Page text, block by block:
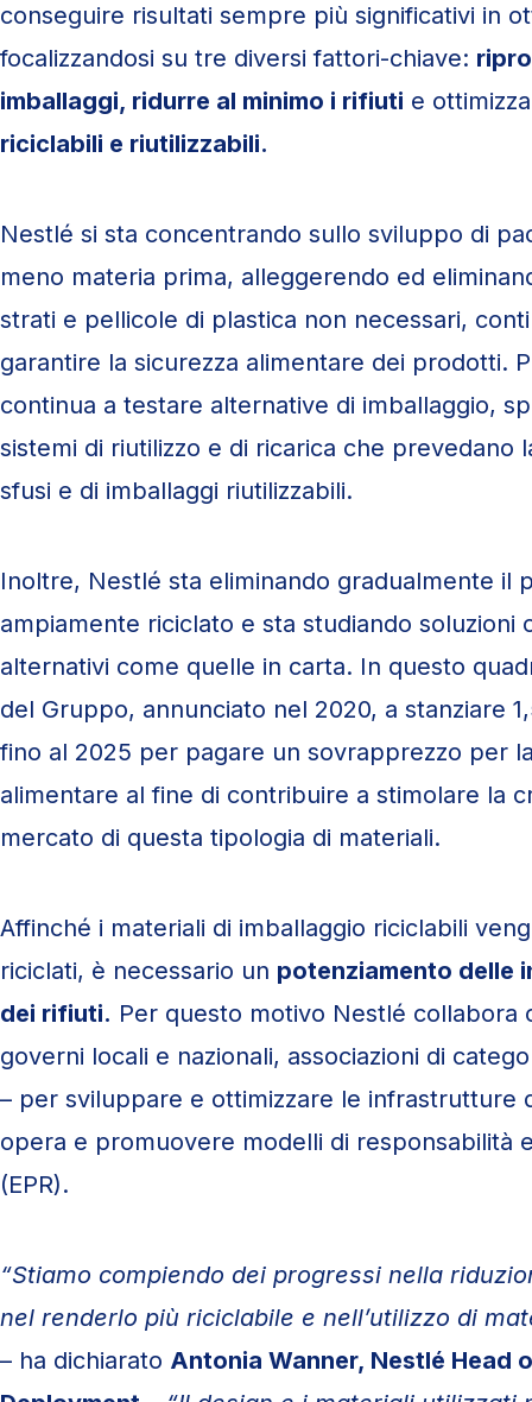
conseguire risultati sempre più significativi in
focalizzandosi su tre diversi fattori-chiave:
imballaggi, ridurre al minimo i rifiuti e
riciclabili e riutilizzabili.
Nestlé si sta concentrando sullo sviluppo di
meno materia prima, alleggerendo ed
strati e pellicole di plastica non necessari,
garantire la sicurezza alimentare dei prodotti.
continua a testare alternative di imballaggio,
sistemi di riutilizzo e di ricarica che prevedano
sfusi e di imballaggi riutilizzabili.
Inoltre, Nestlé sta eliminando gradualmente il
ampiamente riciclato e sta studiando soluzioni
alternativi come quelle in carta. In questo
del Gruppo, annunciato nel 2020, a stanziare
fino al 2025 per pagare un sovrapprezzo per
alimentare al fine di contribuire a stimolare la
mercato di questa tipologia di materiali.
Affinché i materiali di imballaggio riciclabili
riciclati, è necessario un potenziamento delle
dei rifiuti. Per questo motivo Nestlé collabora
governi locali e nazionali, associazioni di
– per sviluppare e ottimizzare le infrastrutture
opera e promuovere modelli di responsabilità
(EPR).
“Stiamo compiendo dei progressi nella
nel renderlo più riciclabile e nell’utilizzo di
– ha dichiarato Antonia Wanner, Nestlé Head